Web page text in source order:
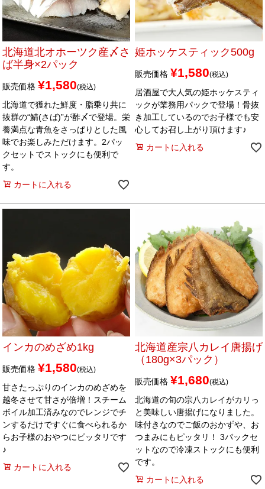
北海道北オホーツク産〆さ
ば半身×2パック
販売価格 ¥1,580 税込
北海道で獲れた鮮度・脂乗り共に
抜群の“鯖(さば)”が酢〆で登場。栄
養満点な青魚をさっぱりとした風
味でお楽しみただけます。2パッ
クセットでストックにも便利で
す。
カートに入れる
姫ホッケスティック500g
販売価格 ¥1,580 税込
居酒屋で大人気の姫ホッケスティ
ックが業務用パックで登場！骨抜
き加工しているのでお子様でも安
心してお召し上がり頂けます♪
カートに入れる
インカのめざめ1kg
販売価格 ¥1,580 税込
甘さたっぷりのインカのめざめを
越冬させて甘さが倍増！スチーム
ボイル加工済みなのでレンジでチ
ンするだけですぐに食べられるか
らお子様のおやつにピッタリです
♪
カートに入れる
北海道産宗八カレイ唐揚げ
（180g×3パック）
販売価格 ¥1,680 税込
北海道の旬の宗八カレイがカリっ
と美味しい唐揚げになりました。
味付きなのでご飯のおかずや、お
つまみにもピッタリ！ 3パックセ
ットなので冷凍ストックにも便利
です。
カートに入れる